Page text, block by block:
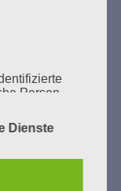
IN
Person,
Dienste